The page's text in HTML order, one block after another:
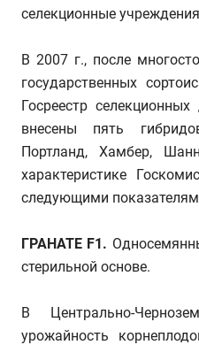
селекционные
В 2007 г., после
государственных
Госреестр
внесены пять
Портланд, Хамбер,
характеристике
следующими
ГРАНАТЕ F1.
стерильной основе.
В Центрально-
урожайность